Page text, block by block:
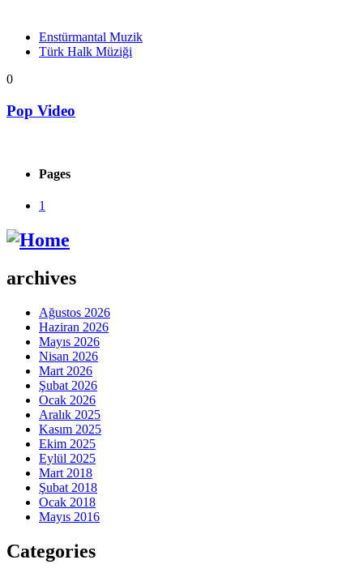
Enstürmantal Muzik
Türk Halk Müziği
0
Pop Video
Pages
1
archives
Ağustos 2026
Haziran 2026
Mayıs 2026
Nisan 2026
Mart 2026
Şubat 2026
Ocak 2026
Aralık 2025
Kasım 2025
Ekim 2025
Eylül 2025
Mart 2018
Şubat 2018
Ocak 2018
Mayıs 2016
Categories